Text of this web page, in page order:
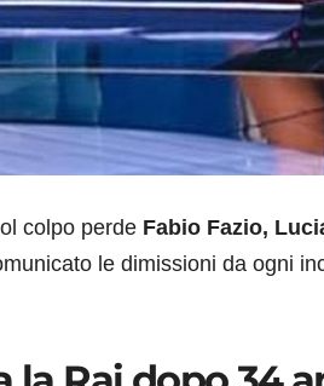
colpo perde Fabio Fazio,
le dimissioni da ogni